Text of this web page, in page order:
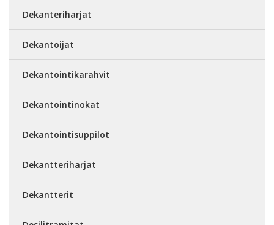
Dekanteriharjat
Dekantoijat
Dekantointikarahvit
Dekantointinokat
Dekantointisuppilot
Dekantteriharjat
Dekantterit